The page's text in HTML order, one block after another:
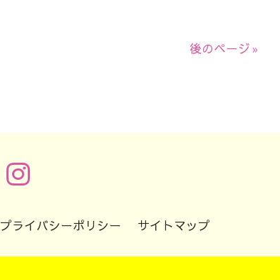
後のページ »
プライバシーポリシー サイトマップ